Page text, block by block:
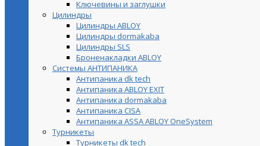
Ключевины и заглушки
Цилиндры
Цилиндры ABLOY
Цилиндры dormakaba
Цилиндры SLS
Броненакладки ABLOY
Системы АНТИПАНИКА
Антипаника dk tech
Антипаника ABLOY EXIT
Антипаника dormakaba
Антипаника СISA
Антипаника ASSA ABLOY OneSystem
Турникеты
Турникеты dk tech